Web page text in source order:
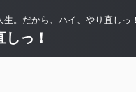
。だから、ハイ、やり直しっ！
っ！